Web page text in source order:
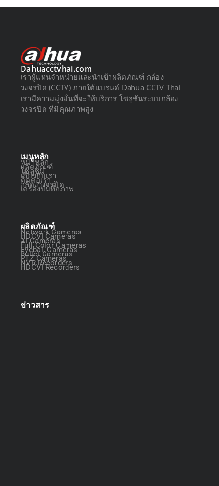
Dahuacctvhai.com
เราผู้แทนจำหน่ายและนำเข้าผลิตภัณฑ์ กล้อง
วงจรปิด (CCTV) ภายใต้แบรนด์ Dahua CCTV Thai
เรามีความมุ่งมั่นที่จะให้บริการ โซลูชันระบบกล้อง
วงจรปิด ที่มีคุณภาพสูง
เมนูหลัก
หน้าหลัก
ผลิตภัณฑ์
โซลูชัน
เกี่ยวกับเรา
ติดต่อเรา
กล้องวงจรปิด
เครื่องบันทึกภาพ
ผลิตภัณฑ์
Network Cameras
HDCVI Cameras
AI Cameras
Full Color Cameras
Eyeball Cameras
Bullet Cameras
PTZ Cameras
NVR Recorders
HDCVI Recorders
ข่าวสาร